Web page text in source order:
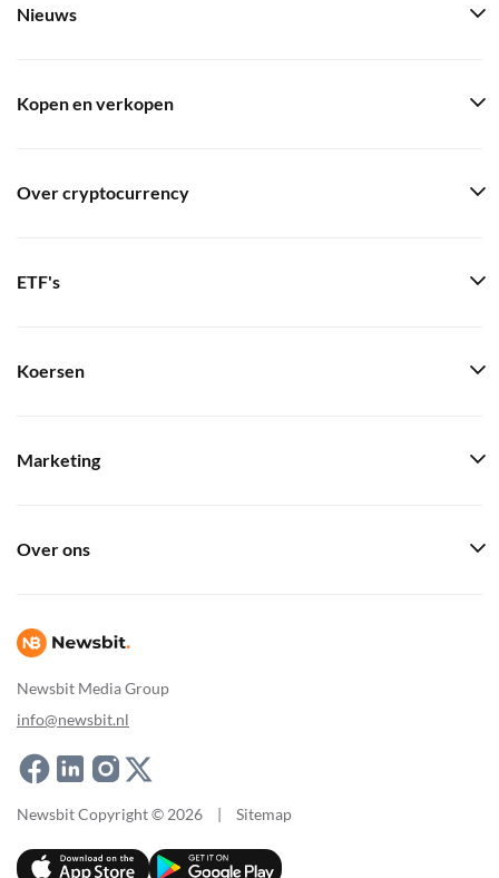
Newsbit Media Group
info@newsbit.nl
Nieuws
Kopen en verkopen
Over cryptocurrency
ETF's
Koersen
Marketing
Over ons
Newsbit Copyright © 2026 | Sitemap